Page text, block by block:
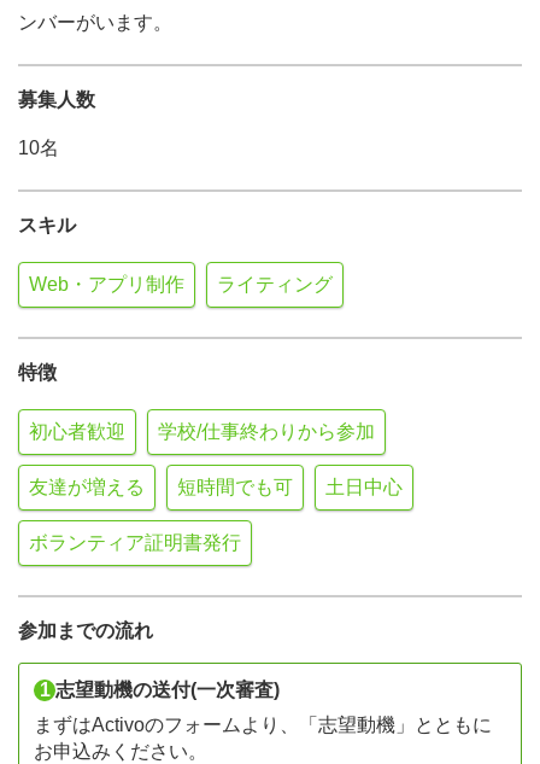
ンバーがいます。
募集人数
10名
スキル
Web・アプリ制作 ライティング
特徴
初心者歓迎 学校/仕事終わりから参加
友達が増える 短時間でも可 土日中心
ボランティア証明書発行
参加までの流れ
1 志望動機の送付(一次審査)
まずはActivoのフォームより、「志望動機」とともに
お申込みください。